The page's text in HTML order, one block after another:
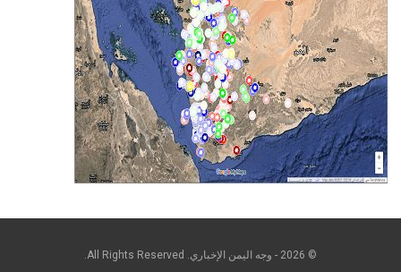
© 2026 - وجه اليمن الإخباري. All Rights Reserved.